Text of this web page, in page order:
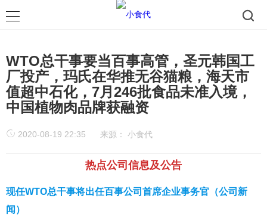
WTO总干事要当百事高管，圣元韩国工
厂投产，玛氏在华推无谷猫粮，海天市
值超中石化，7月246批食品未准入境，
中国植物肉品牌获融资
2020-08-19 22:35 来源： 小食代
热点公司信息及公告
现任WTO总干事将出任百事公司首席企业事务官（公司新
闻）